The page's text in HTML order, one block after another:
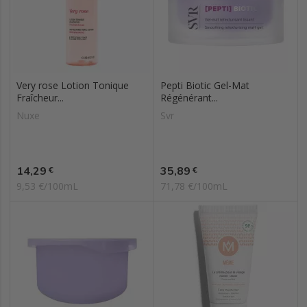
Very rose Lotion Tonique
Fraîcheur...
Nuxe
Prix
14,29 €
9,53 €/100mL
Pepti Biotic Gel-Mat
Régénérant...
Svr
Prix
35,89 €
71,78 €/100mL